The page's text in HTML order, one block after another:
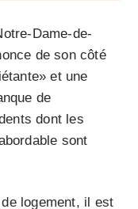
Dame-de-
de son côté
et une
de
dont les
sont
logement, il est